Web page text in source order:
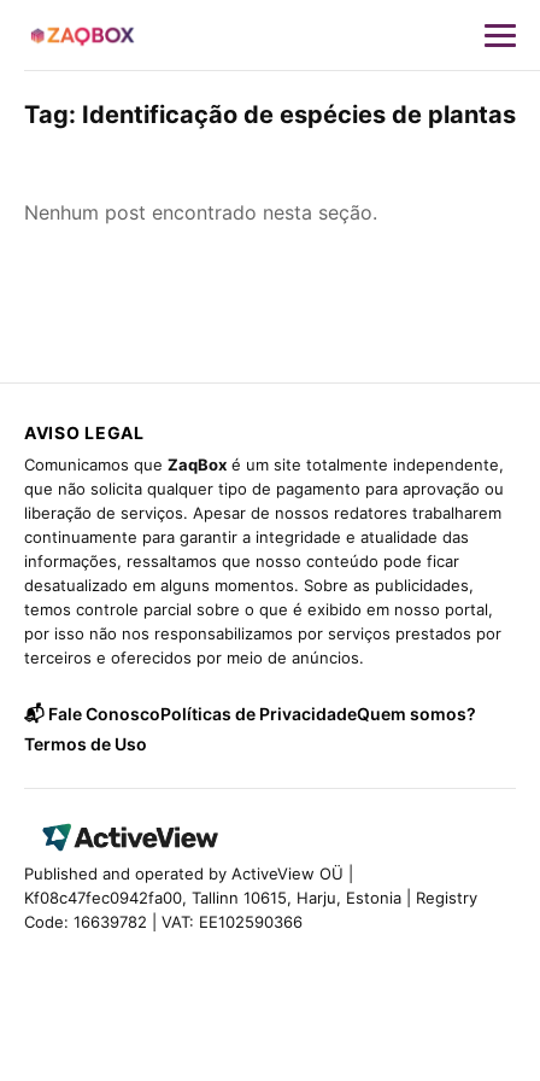
Tag: Identificação de espécies de plantas
Nenhum post encontrado nesta seção.
AVISO LEGAL
Comunicamos que ZaqBox é um site totalmente independente,
que não solicita qualquer tipo de pagamento para aprovação ou
liberação de serviços. Apesar de nossos redatores trabalharem
continuamente para garantir a integridade e atualidade das
informações, ressaltamos que nosso conteúdo pode ficar
desatualizado em alguns momentos. Sobre as publicidades,
temos controle parcial sobre o que é exibido em nosso portal,
por isso não nos responsabilizamos por serviços prestados por
terceiros e oferecidos por meio de anúncios.
📬 Fale ConoscoPolíticas de PrivacidadeQuem somos?
Termos de Uso
Published and operated by ActiveView OÜ |
Kf08c47fec0942fa00, Tallinn 10615, Harju, Estonia | Registry
Code: 16639782 | VAT: EE102590366